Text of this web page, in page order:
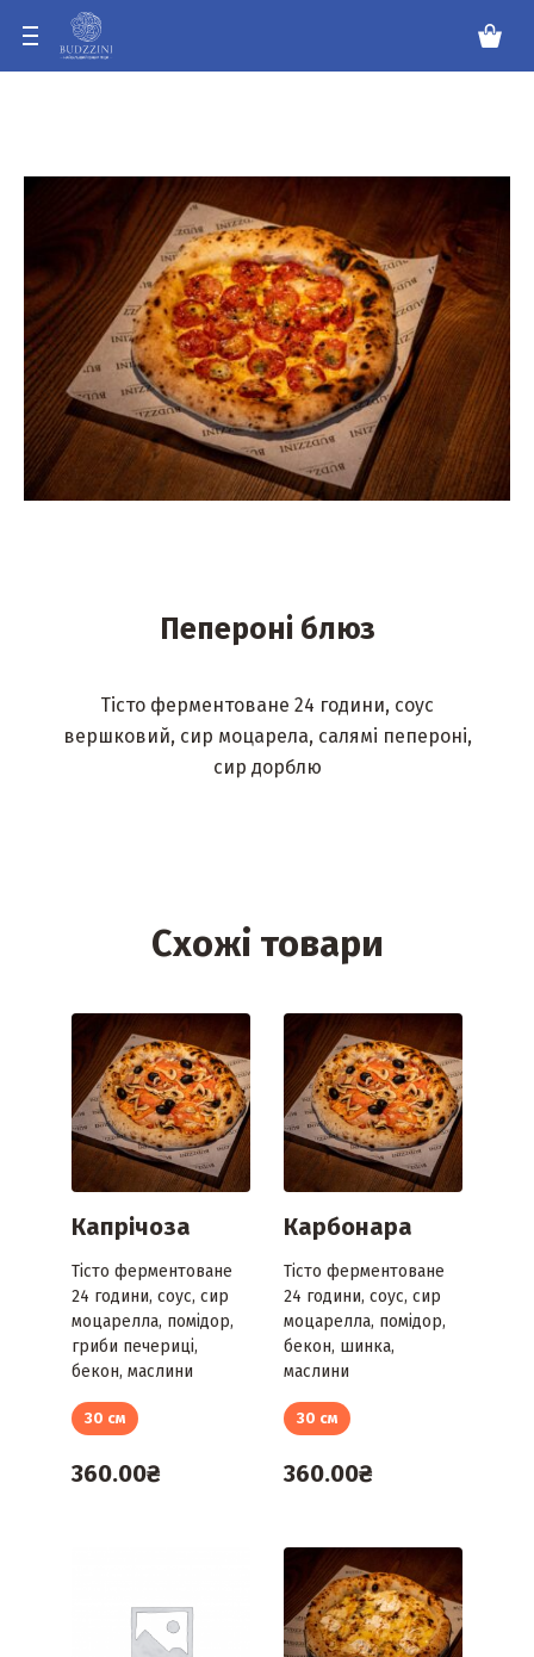
Пепероні блюз
Тісто ферментоване 24 години, соус
вершковий, сир моцарела, салямі пепероні,
сир дорблю
Схожі товари
Капрічоза
Тісто ферментоване
24 години, соус, сир
моцарелла, помідор,
гриби печериці,
бекон, маслини
30 см
360.00₴
Карбонара
Тісто ферментоване
24 години, соус, сир
моцарелла, помідор,
бекон, шинка,
маслини
30 см
360.00₴